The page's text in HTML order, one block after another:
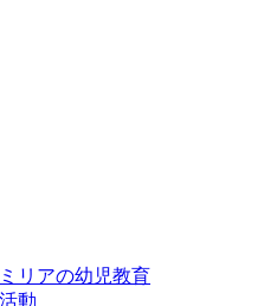
リアの幼児教育
動